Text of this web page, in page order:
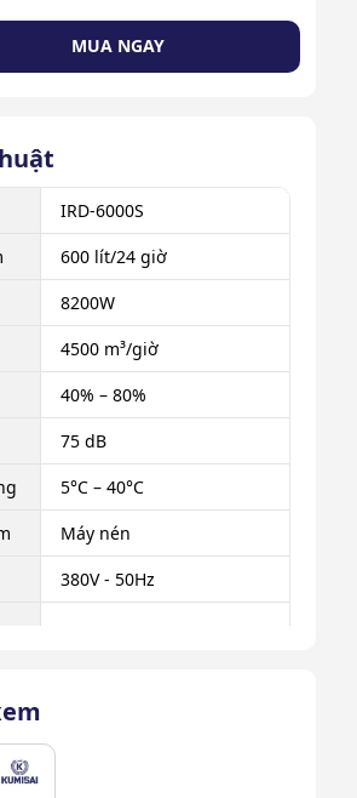
MUA NGAY
IRD-6000S
600 lít/24 giờ
8200W
4500 m³/giờ
40% – 80%
75 dB
5°C – 40°C
Máy nén
380V - 50Hz